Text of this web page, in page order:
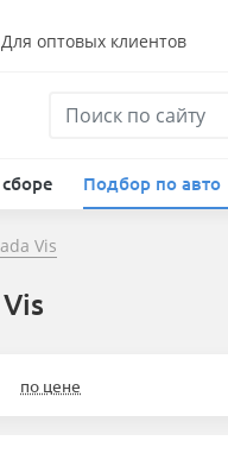
Для оптовых клиентов
Подбор по авто
Vis
по цене